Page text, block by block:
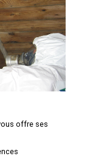
offre ses